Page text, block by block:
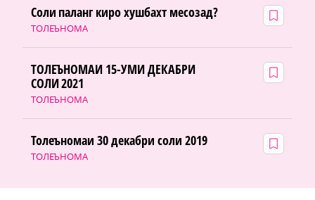
ТОЛЕЪНОМА
Соли паланг киро хушбахт месозад?
ТОЛЕЪНОМА
ТОЛЕЪНОМАИ 15-УМИ ДЕКАБРИ
СОЛИ 2021
ТОЛЕЪНОМА
Толеъномаи 30 декабри соли 2019